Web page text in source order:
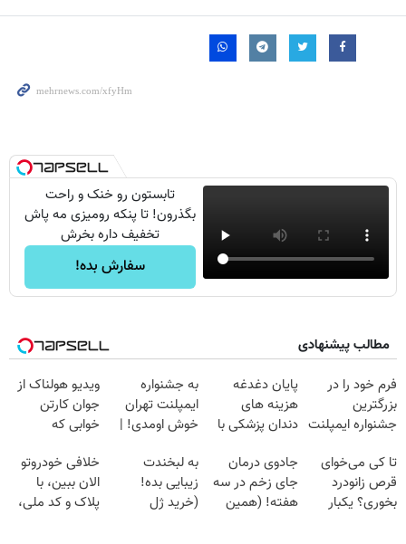
تابستون رو خنک و راحت
بگذرون! تا پنکه رومیزی مه پاش
تخفیف داره بخرش
سفارش بده!
مطالب پیشنهادی
فرم خود را در
بزرگترین
جشنواره ایمپلنت
فقط ۲۵ میلیون
پایان دغدغه
هزینه های
دندان پزشکی با
خانگی
به جشنواره
ایمپلنت تهران
خوش اومدی! |
مشاوره رایگان
بگیر!
ویدیو هولناک از
جوان کارتن
خوابی که
آموزش رایگان
تا کی می‌خوای
قرص زانودرد
بخوری؟ یکبار
جادوی درمان
جای زخم در سه
هفته! (همین
به لبخندت
زیبایی بده!
(خرید ژل
خلافی خودروتو
الان ببین، با
پلاک و کد ملی،